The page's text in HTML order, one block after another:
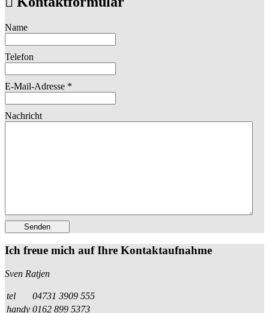
Name
Telefon
E-Mail-Adresse *
Nachricht
Senden
Ich freue mich auf Ihre Kontaktaufnahme
Sven Ratjen
tel
04731 3909 555
handy 0162 899 5373